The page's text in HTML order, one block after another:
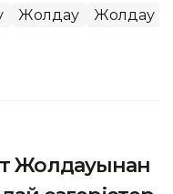
Жолдау Жолдау
Жолдауынан